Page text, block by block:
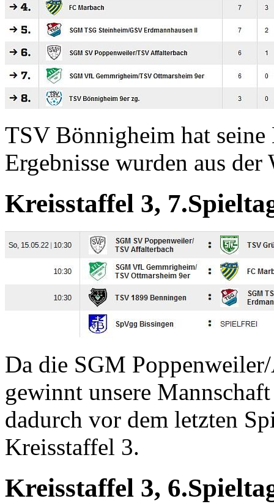
TSV Bönnigheim hat
Ergebnisse wurden aus
Kreisstaffel 3,
Da die SGM
gewinnt unsere
dadurch vor dem letzten
Kreisstaffel 3.
Kreisstaffel 3,